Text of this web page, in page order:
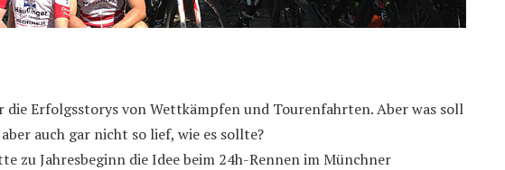
die Erfolgsstorys von Wettkämpfen und Tourenfahrten. Aber was soll
auch gar nicht so lief, wie es sollte?
zu Jahresbeginn die Idee beim 24h-Rennen im Münchner